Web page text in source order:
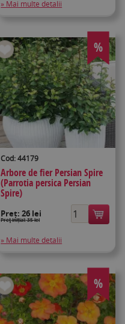
» Mai multe detalii
%
Cod: 44179
Arbore de fier Persian Spire
(Parrotia persica Persian
Spire)
Preț:26 lei
Preţ inițial: 35 lei
» Mai multe detalii
%